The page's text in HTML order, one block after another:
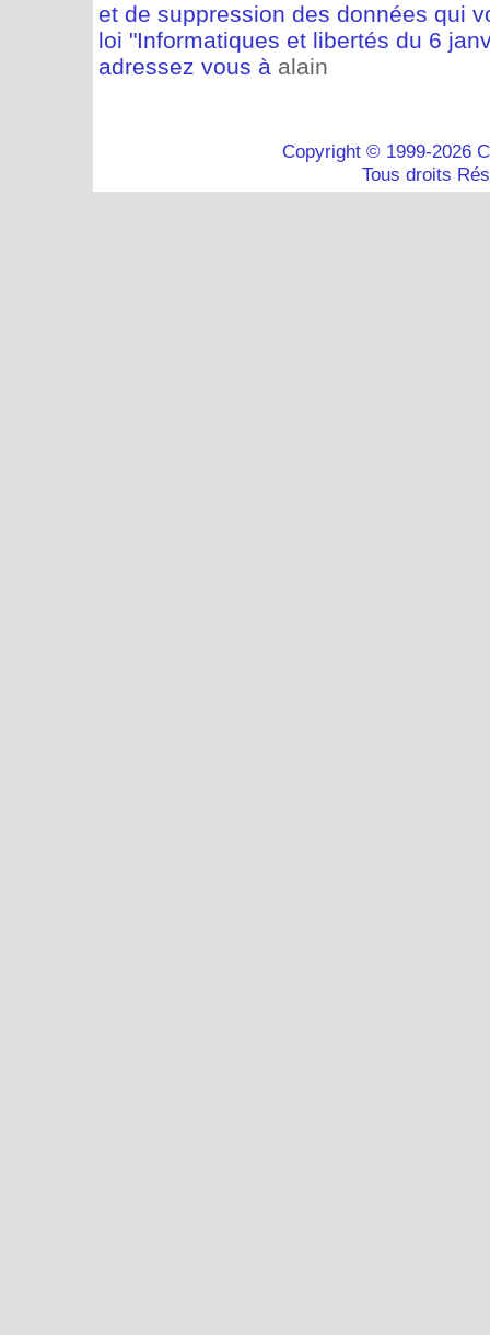
et de suppression des données qui
loi "Informatiques et libertés du 6
adressez vous à alain
Copyright © 1999-2026
Tous droits